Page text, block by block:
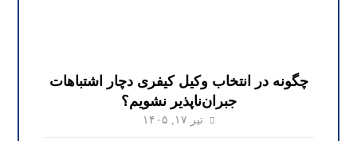
چگونه در انتخاب وکیل کیفری دچار اشتباهات
جبران‌ناپذیر نشویم؟
تیر ۱۷, ۱۴۰۵